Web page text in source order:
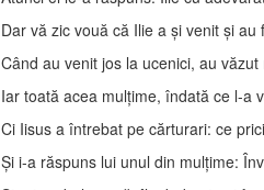
Dar vă zic vouă că Ilie a şi venit şi
Când au venit jos la ucenici, au
Iar toată acea mulţime, îndată ce l-a
Ci Iisus a întrebat pe cărturari: ce
Şi i-a răspuns lui unul din mulţime: